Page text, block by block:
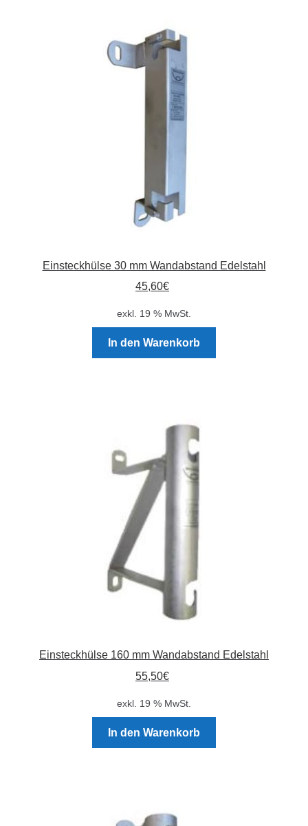
Einsteckhülse 30 mm Wandabstand Edelstahl
45,60€
exkl. 19 % MwSt.
In den Warenkorb
Einsteckhülse 160 mm Wandabstand Edelstahl
55,50€
exkl. 19 % MwSt.
In den Warenkorb